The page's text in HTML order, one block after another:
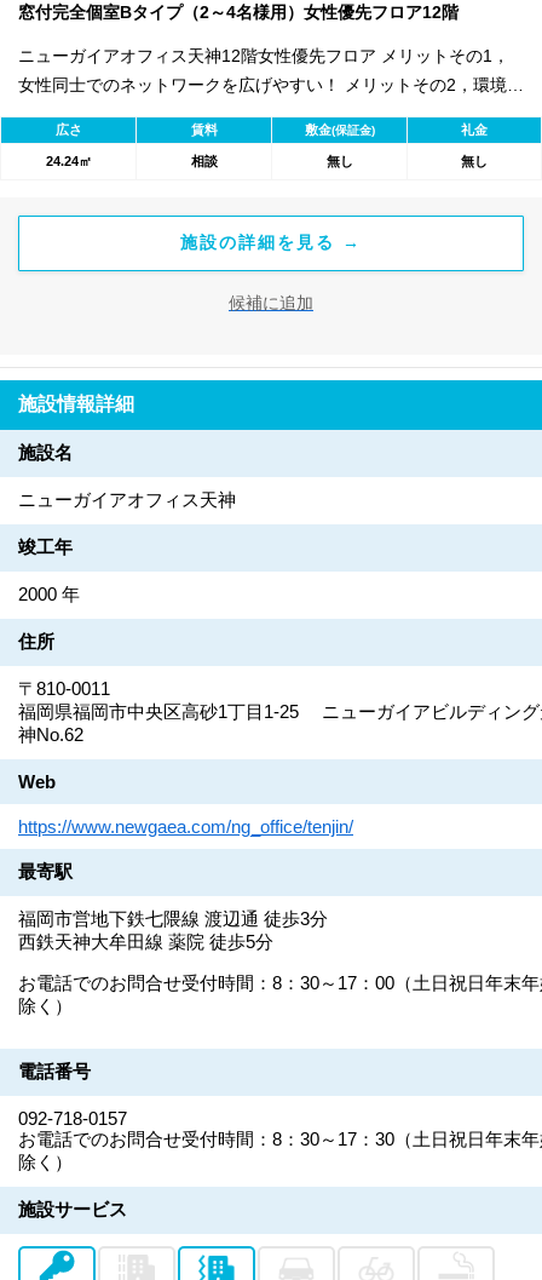
窓付完全個室Bタイプ（2～4名様用）女性優先フロア12階
ニューガイアオフィス天神12階女性優先フロア メリットその1，
女性同士でのネットワークを広げやすい！ メリットその2，環境を
整えて仕事の効率化UP！ メリットその3，充実したセキュリティ
による安心感！ 芝浦グループは働く女性を応援します！ スタート
アップキャンペーン実施中！ 対象：ご契約者が女性または法人代
ーティングルーム使用料無料！
広さ 賃料 敷金(保証金) 礼金
24.24㎡ 相談 無し 無し
施設の詳細を見る →
候補に追加
施設情報詳細
施設名
ニューガイアオフィス天神
竣工年
2000 年
住所
〒810-0011
福岡県福岡市中央区高砂1丁目1-25 ニューガイアビルディン
神No.62
Web
https://www.newgaea.com/ng_office/tenjin/
最寄駅
福岡市営地下鉄七隈線 渡辺通 徒歩3分
西鉄天神大牟田線 薬院 徒歩5分
お電話でのお問合せ受付時間：8：30～17：00（土日祝日年末
除く）
電話番号
092-718-0157
お電話でのお問合せ受付時間：8：30～17：30（土日祝日年末
除く）
施設サービス